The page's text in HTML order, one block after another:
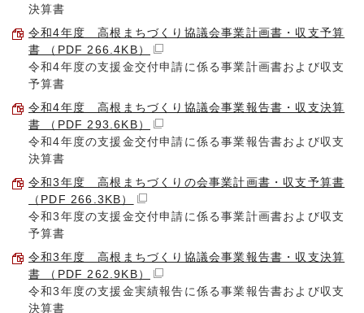
決算書
令和4年度 高根まちづくり協議会事業計画書・収支予算
書 （PDF 266.4KB）
令和4年度の支援金交付申請に係る事業計画書および収支
予算書
令和4年度 高根まちづくり協議会事業報告書・収支決算
書 （PDF 293.6KB）
令和4年度の支援金交付申請に係る事業報告書および収支
決算書
令和3年度 高根まちづくりの会事業計画書・収支予算書
（PDF 266.3KB）
令和3年度の支援金交付申請に係る事業計画書および収支
予算書
令和3年度 高根まちづくり協議会事業報告書・収支決算
書 （PDF 262.9KB）
令和3年度の支援金実績報告に係る事業報告書および収支
決算書